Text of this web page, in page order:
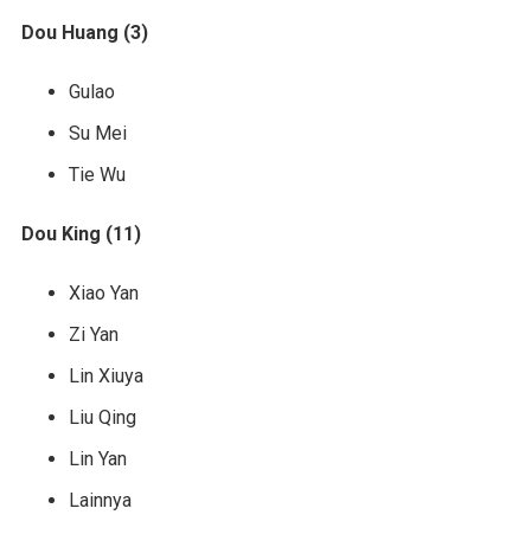
Dou Huang (3)
Gulao
Su Mei
Tie Wu
Dou King (11)
Xiao Yan
Zi Yan
Lin Xiuya
Liu Qing
Lin Yan
Lainnya